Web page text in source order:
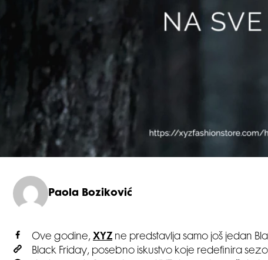
Paola Boziković
Ove godine, XYZ ne predstavlja samo još jedan
Black Friday, posebno iskustvo koje redefinira